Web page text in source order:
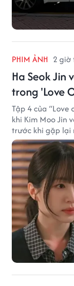
PHIM ẢNH 2 giờ
Ha Seok Jin
trong 'Love
Tập 4 của “Love
khi Kim Moo Jin
trước khi gặp lại